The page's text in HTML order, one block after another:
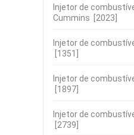
Injetor de
Cummins [2023]
Injetor de
[1351]
Injetor de
[1897]
Injetor de
[2739]